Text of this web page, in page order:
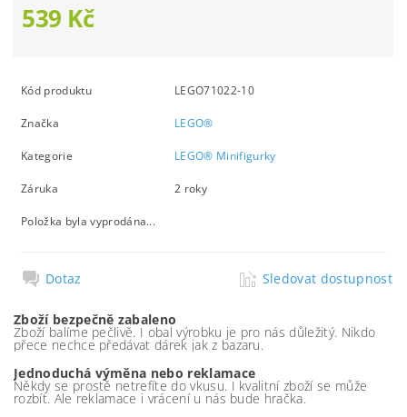
539 Kč
Kód produktu LEGO71022-10
Značka LEGO®
Kategorie LEGO® Minifigurky
Záruka 2 roky
Položka byla vyprodána...
Dotaz Sledovat dostupnost
Zboží bezpečně zabaleno
Zboží balíme pečlivě. I obal výrobku je pro nás důležitý. Nikdo
přece nechce předávat dárek jak z bazaru.
Jednoduchá výměna nebo reklamace
Někdy se prostě netrefíte do vkusu. I kvalitní zboží se může
rozbít. Ale reklamace i vrácení u nás bude hračka.